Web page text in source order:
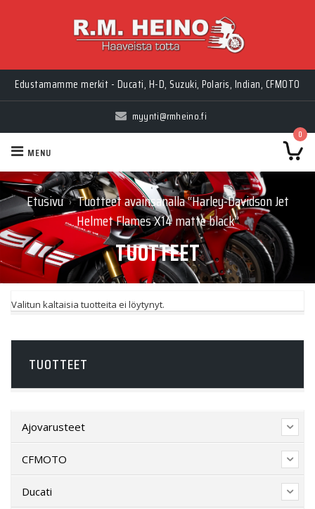
Edustamamme merkit - Ducati, H-D, Suzuki, Polaris, Indian, CFMOTO
myynti@rmheino.fi
0
MENU
Etusivu › Tuotteet avainsanalla “Harley-Davidson Jet
Helmet Flames X14 matte black”
TUOTTEET
Valitun kaltaisia tuotteita ei löytynyt.
TUOTTEET
Ajovarusteet
CFMOTO
Ducati